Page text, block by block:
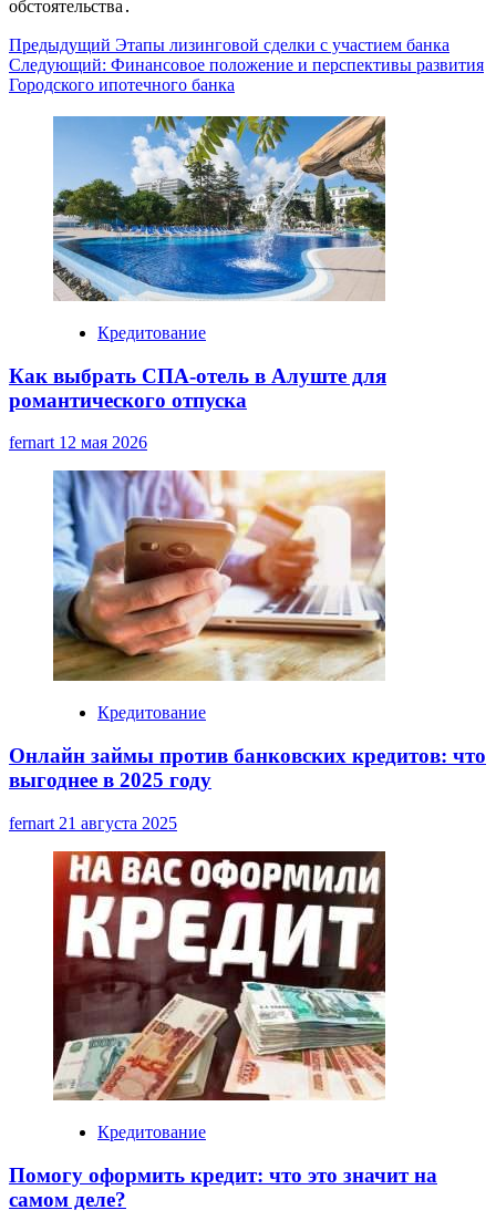
обстоятельства․
Навигация
записи
Предыдущий Этапы лизинговой сделки с участием банка
Следующий: Финансовое положение и перспективы развития
Городского ипотечного банка
Кредитование
Как выбрать СПА-отель в Алуште для
романтического отпуска
fernart 12 мая 2026
Кредитование
Онлайн займы против банковских кредитов: что
выгоднее в 2025 году
fernart 21 августа 2025
Кредитование
Помогу оформить кредит: что это значит на
самом деле?